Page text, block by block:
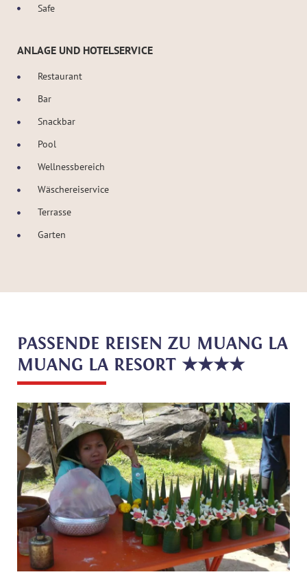
Safe
ANLAGE UND HOTELSERVICE
Restaurant
Bar
Snackbar
Pool
Wellnessbereich
Wäschereiservice
Terrasse
Garten
PASSENDE REISEN ZU MUANG LA
MUANG LA RESORT ★★★★